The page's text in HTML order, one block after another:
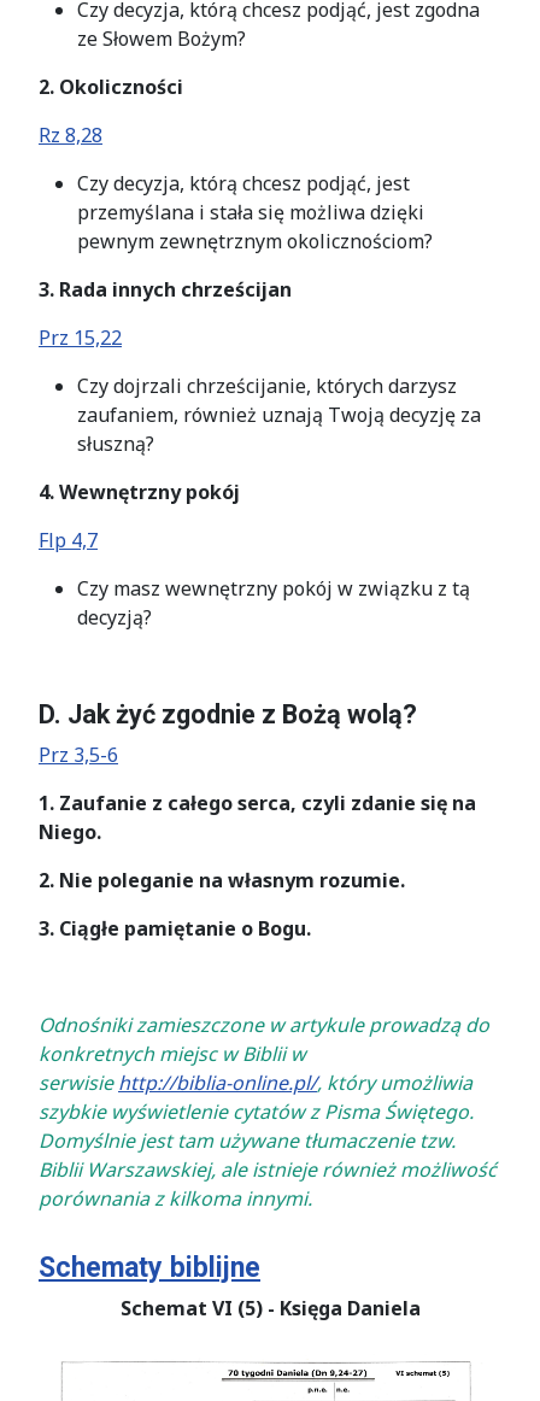
Czy decyzja, którą chcesz podjąć, jest zgodna
ze Słowem Bożym?
2. Okoliczności
Rz 8,28
Czy decyzja, którą chcesz podjąć, jest
przemyślana i stała się możliwa dzięki
pewnym zewnętrznym okolicznościom?
3. Rada innych chrześcijan
Prz 15,22
Czy dojrzali chrześcijanie, których darzysz
zaufaniem, również uznają Twoją decyzję za
słuszną?
4. Wewnętrzny pokój
Flp 4,7
Czy masz wewnętrzny pokój w związku z tą
decyzją?
D. Jak żyć zgodnie z Bożą wolą?
Prz 3,5-6
1. Zaufanie z całego serca, czyli zdanie się na
Niego.
2. Nie poleganie na własnym rozumie.
3. Ciągłe pamiętanie o Bogu.
Odnośniki zamieszczone w artykule prowadzą do
konkretnych miejsc w Biblii w
serwisie http://biblia-online.pl/, który umożliwia
szybkie wyświetlenie cytatów z Pisma Świętego.
Domyślnie jest tam używane tłumaczenie tzw.
Biblii Warszawskiej, ale istnieje również możliwość
porównania z kilkoma innymi.
Schematy biblijne
Schemat VI (5) - Księga Daniela